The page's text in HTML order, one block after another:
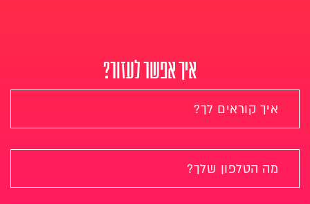
איך אפשר לעזור?